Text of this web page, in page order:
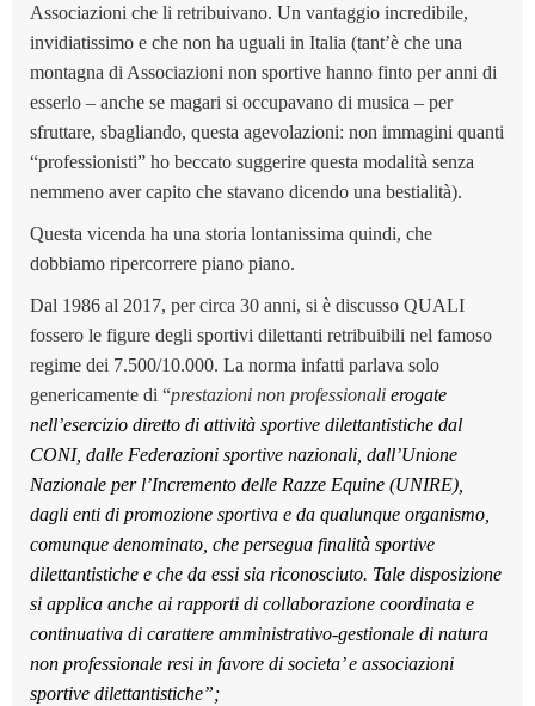
Associazioni che li retribuivano. Un vantaggio incredibile,
invidiatissimo e che non ha uguali in Italia (tant’è che una
montagna di Associazioni non sportive hanno finto per anni di
esserlo – anche se magari si occupavano di musica – per
sfruttare, sbagliando, questa agevolazioni: non immagini quanti
“professionisti” ho beccato suggerire questa modalità senza
nemmeno aver capito che stavano dicendo una bestialità).
Questa vicenda ha una storia lontanissima quindi, che
dobbiamo ripercorrere piano piano.
Dal 1986 al 2017, per circa 30 anni, si è discusso QUALI
fossero le figure degli sportivi dilettanti retribuibili nel famoso
regime dei 7.500/10.000. La norma infatti parlava solo
genericamente di “prestazioni non professionali erogate
nell’esercizio diretto di attività sportive dilettantistiche dal
CONI, dalle Federazioni sportive nazionali, dall’Unione
Nazionale per l’Incremento delle Razze Equine (UNIRE),
dagli enti di promozione sportiva e da qualunque organismo,
comunque denominato, che persegua finalità sportive
dilettantistiche e che da essi sia riconosciuto. Tale disposizione
si applica anche ai rapporti di collaborazione coordinata e
continuativa di carattere amministrativo-gestionale di natura
non professionale resi in favore di societa’ e associazioni
sportive dilettantistiche”;